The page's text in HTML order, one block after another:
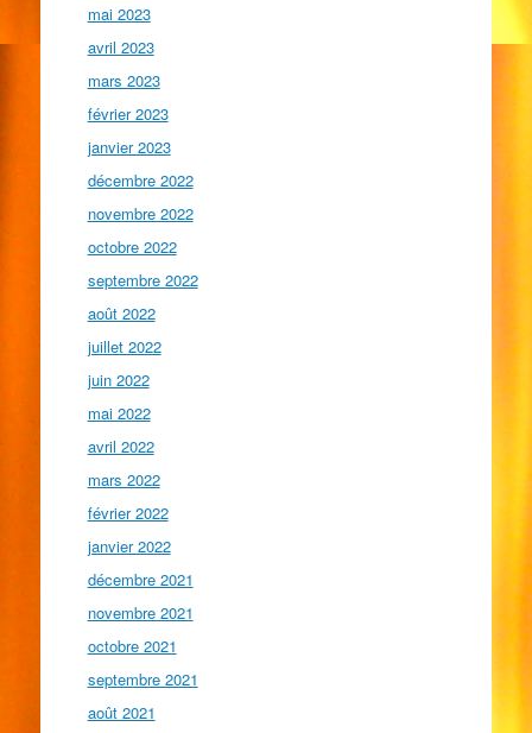
mai 2023
avril 2023
mars 2023
février 2023
janvier 2023
décembre 2022
novembre 2022
octobre 2022
septembre 2022
août 2022
juillet 2022
juin 2022
mai 2022
avril 2022
mars 2022
février 2022
janvier 2022
décembre 2021
novembre 2021
octobre 2021
septembre 2021
août 2021